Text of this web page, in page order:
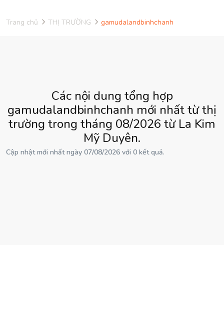
Trang chủ THỊ TRƯỜNG gamudalandbinhchanh
Các nội dung tổng hợp
gamudalandbinhchanh mới nhất từ thị
trường trong tháng 08/2026 từ La Kim
Mỹ Duyên.
Cập nhật mới nhất ngày 07/08/2026 với 0 kết quả.